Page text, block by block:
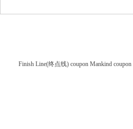
Finish Line(终点线) coupon Mankind coupon